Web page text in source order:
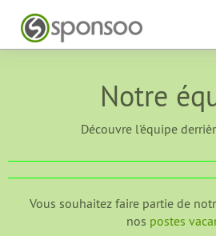
Notre
Découvre l'équipe
Vous souhaitez faire partie de
nos postes